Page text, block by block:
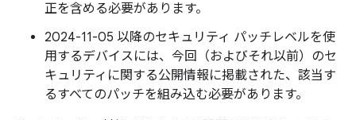
正を含める必要があります。
2024-11-05 以降のセキュリティ パッチレベルを使
用するデバイスには、今回（およびそれ以前）のセ
キュリティに関する公開情報に掲載された、該当す
るすべてのパッチを組み込む必要があります。